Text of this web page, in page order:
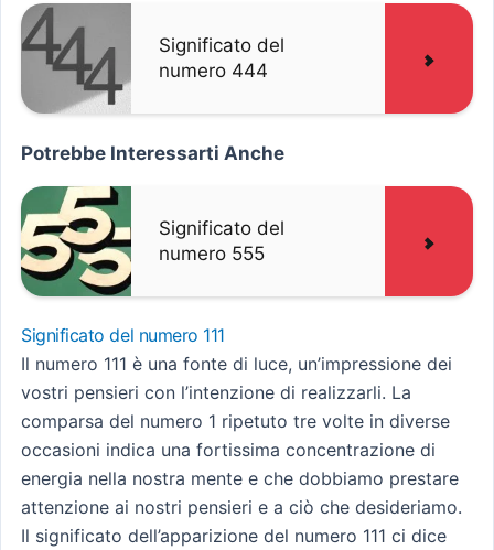
Significato del
numero 444
Potrebbe Interessarti Anche
Significato del
numero 555
Significato del numero 111
Il numero 111 è una fonte di luce, un’impressione dei
vostri pensieri con l’intenzione di realizzarli. La
comparsa del numero 1 ripetuto tre volte in diverse
occasioni indica una fortissima concentrazione di
energia nella nostra mente e che dobbiamo prestare
attenzione ai nostri pensieri e a ciò che desideriamo.
Il significato dell’apparizione del numero 111 ci dice